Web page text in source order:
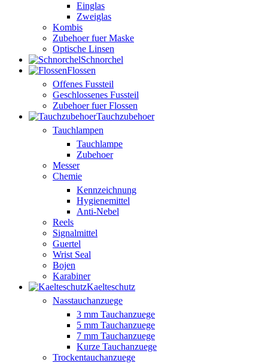
Einglas
Zweiglas
Kombis
Zubehoer fuer Maske
Optische Linsen
Schnorchel
Flossen
Offenes Fussteil
Geschlossenes Fussteil
Zubehoer fuer Flossen
Tauchzubehoer
Tauchlampen
Tauchlampe
Zubehoer
Messer
Chemie
Kennzeichnung
Hygienemittel
Anti-Nebel
Reels
Signalmittel
Guertel
Wrist Seal
Bojen
Karabiner
Kaelteschutz
Nasstauchanzuege
3 mm Tauchanzuege
5 mm Tauchanzuege
7 mm Tauchanzuege
Kurze Tauchanzuege
Trockentauchanzuege